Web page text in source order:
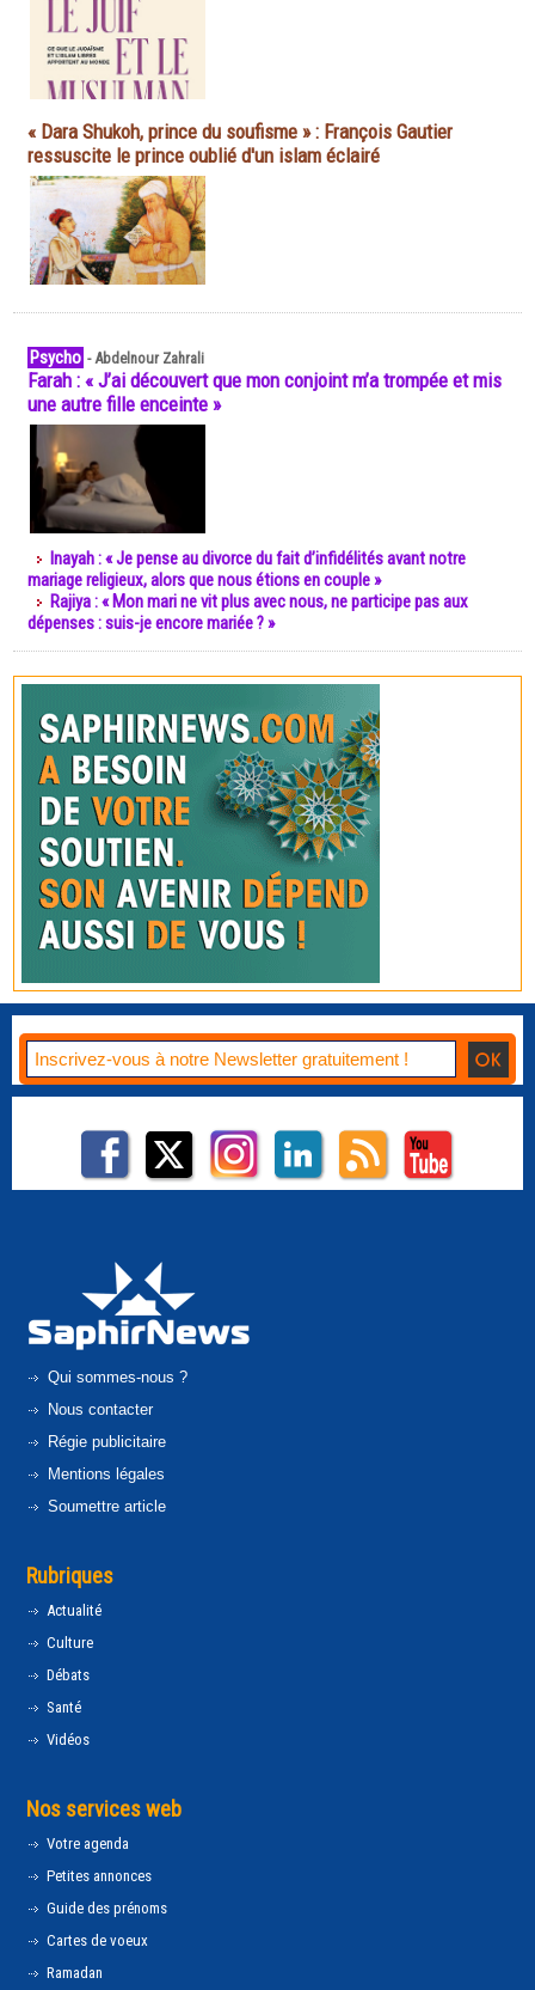
« Dara Shukoh, prince du soufisme » : François Gautier
ressuscite le prince oublié d'un islam éclairé
Psycho -Abdelnour Zahrali
Farah : « J’ai découvert que mon conjoint m’a trompée et mis
une autre fille enceinte »
Inayah : « Je pense au divorce du fait d’infidélités avant notre
mariage religieux, alors que nous étions en couple »
Rajiya : « Mon mari ne vit plus avec nous, ne participe pas aux
dépenses : suis-je encore mariée ? »
Qui sommes-nous ?
Nous contacter
Régie publicitaire
Mentions légales
Soumettre article
Rubriques
Actualité
Culture
Débats
Santé
Vidéos
Nos services web
Votre agenda
Petites annonces
Guide des prénoms
Cartes de voeux
Ramadan